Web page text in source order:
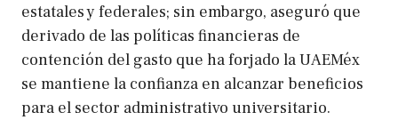
estatales y federales; sin embargo, aseguró que
derivado de las políticas financieras de
contención del gasto que ha forjado la UAEMéx
se mantiene la confianza en alcanzar beneficios
para el sector administrativo universitario.